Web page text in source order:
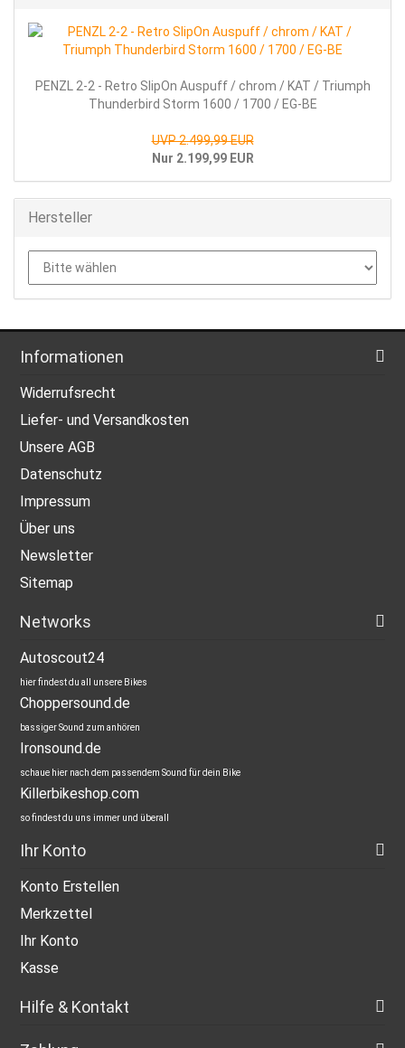
PENZL 2-2 - Retro Sli­pOn Aus­puff / chrom / KAT / Tri­umph
Thun­der­bird Storm 1600 / 1700 / EG-BE
UVP 2.499,99 EUR
Nur 2.199,99 EUR
Hersteller
Informationen
Widerrufsrecht
Liefer- und Versandkosten
Unsere AGB
Datenschutz
Impressum
Über uns
Newsletter
Sitemap
Networks
Autoscout24
hier findest du all unsere Bikes
Choppersound.de
bassiger Sound zum anhören
Ironsound.de
schaue hier nach dem passendem Sound für dein Bike
Killerbikeshop.com
so findest du uns immer und überall
Ihr Konto
Konto Erstellen
Merkzettel
Ihr Konto
Kasse
Hilfe & Kontakt